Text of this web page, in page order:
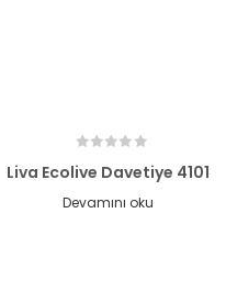
Liva Ecolive Davetiye 4101
Devamını oku